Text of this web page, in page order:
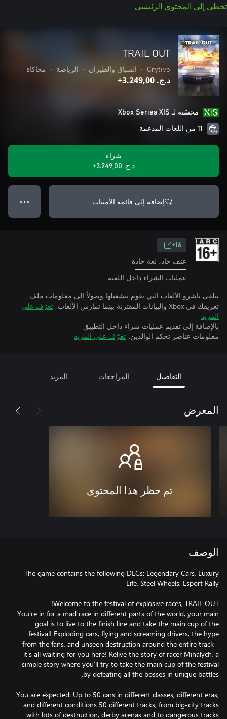
تخطي إلى المحتوى الرئيسي
TRAIL OUT
Crytivo
• السباق والطيران • الرياضة • محاكاة
د.ج.‏ 3.249,00+
محسّنة لـ Xbox Series X|S
11 من اللغات المدعمة
شراء
د.ج.‏ 3.249,00+
إضافة إلى قائمة الأمنيات ● ● ●
16+
عنف حاد، لغة حادة
عمليات الشراء داخل اللعبة
يتلقى ناشرو الألعاب التي تقوم بتشغيلها وصولاً إلى معلومات ملف
تعريفك في Xbox والبيانات المقترنة بينما تمارس الألعاب.
تعرّف على
المزيد
بالإضافة إلى تقديم عمليات شراء داخل التطبيق
معلومات عناصر تحكم الوالدين. تعرّف على المزيد
التفاصيل المراجعات المزيد
المعرض
تم حظر هذا المحتوى
الوصف
The game contains the following DLCs: Legendary Cars, Luxury
You're in for a mad race in different parts of the world, your main
goal is to live to the finish line and take the main cup of the
festival! Exploding cars, flying and screaming drivers, the hype
from the fans, and unseen destruction around the entire track -
it's all waiting for you here! Relive the story of racer Mihalych, a
simple story where you'll try to take the main cup of the festival
You are expected: Up to 50 cars in different classes, different eras,
and different conditions 50 different tracks, from big-city tracks